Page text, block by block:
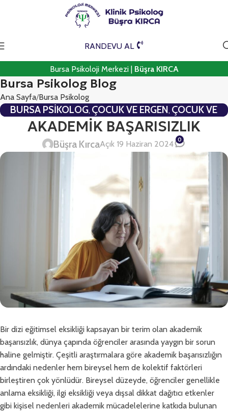
RANDEVU AL
Bursa Psikoloji Merkezi | Büşra KIRCA
Bursa Psikolog Blog
Ana Sayfa Bursa Psikolog
BURSA PSIKOLOG, ÇOCUK VE ERGEN, ÇOCUK VE
ERGEN PSIKOTERAPISI,GENEL PSIKOTERAPI
AKADEMİK BAŞARISIZLIK
Büşra KırcaAçık 19 Haziran 2024 0
Bir dizi eğitimsel eksikliği kapsayan bir terim olan akademik
başarısızlık, dünya çapında öğrenciler arasında yaygın bir sorun
haline gelmiştir. Çeşitli araştırmalara göre akademik başarısızlığın
ardındaki nedenler hem bireysel hem de kolektif faktörleri
birleştiren çok yönlüdür. Bireysel düzeyde, öğrenciler genellikle
anlama eksikliği, ilgi eksikliği veya dışsal dikkat dağıtıcı etkenler
gibi kişisel nedenleri akademik mücadelelerine katkıda bulunan